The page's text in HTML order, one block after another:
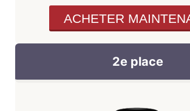
ACHETER
2e place